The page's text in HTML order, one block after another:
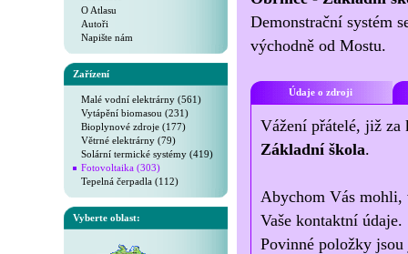
O Atlasu
Autoři
Napište nám
Zařízení
Malé vodní elektrárny (561)
Vytápění biomasou (231)
Bioplynové zdroje (177)
Větrné elektrárny (79)
Solární termické systémy (419)
Fotovoltaika (303)
Tepelná čerpadla (112)
Vyberte oblast:
Demonstrační systém
východně od Mostu.
Údaje o zdroji
Vážení přátelé, již
Základní škola.
Abychom Vás mohli,
Vaše kontaktní údaje.
Povinné položky